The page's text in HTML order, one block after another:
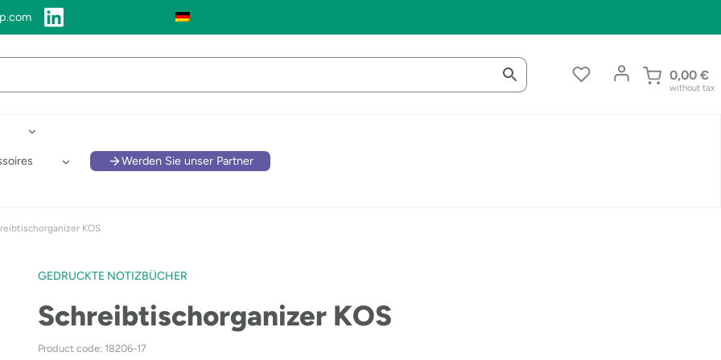
0,00 €
without tax
Werden Sie unser Partner
KOS
GEDRUCKTE NOTIZBÜCHER
Schreibtischorganizer KOS
Product code: 18206-17